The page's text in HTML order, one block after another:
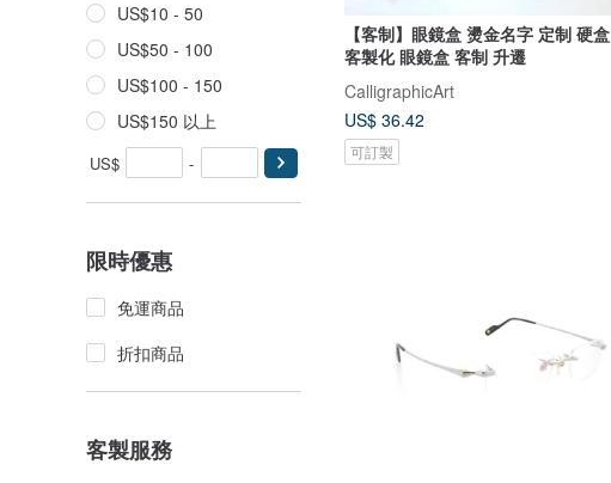
US$10 - 50
US$50 - 100
US$100 - 150
US$150 以上
US$ -
限時優惠
免運商品
折扣商品
客製服務
【客制】眼鏡盒 燙金名字 定制 硬盒
客製化 眼鏡盒 客制 升遷
CalligraphicArt
US$ 36.42
可訂製